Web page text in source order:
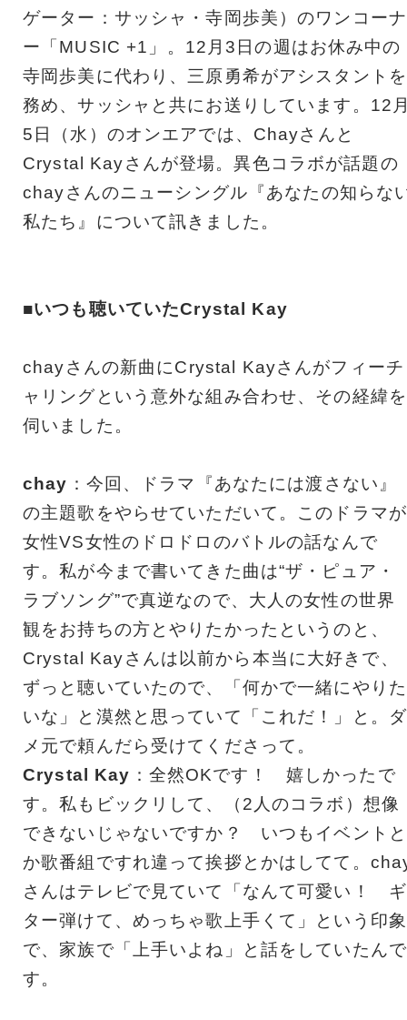
ゲーター：サッシャ・寺岡歩美）のワンコーナ
ー「MUSIC +1」。12月3日の週はお休み中の
寺岡歩美に代わり、三原勇希がアシスタントを
務め、サッシャと共にお送りしています。12
5日（水）のオンエアでは、Chayさんと
Crystal Kayさんが登場。異色コラボが話題の
chayさんのニューシングル『あなたの知らな
私たち』について訊きました。
■いつも聴いていたCrystal Kay
chayさんの新曲にCrystal Kayさんがフィーチ
ャリングという意外な組み合わせ、その経緯を
伺いました。
chay ：今回、ドラマ『あなたには渡さない』
の主題歌をやらせていただいて。このドラマが
女性VS女性のドロドロのバトルの話なんで
す。私が今まで書いてきた曲は“ザ・ピュア・
ラブソング”で真逆なので、大人の女性の世界
観をお持ちの方とやりたかったというのと、
Crystal Kayさんは以前から本当に大好きで、
ずっと聴いていたので、「何かで一緒にやりた
いな」と漠然と思っていて「これだ！」と。ダ
メ元で頼んだら受けてくださって。
Crystal Kay ：全然OKです！ 嬉しかったで
す。私もビックリして、（2人のコラボ）想像
できないじゃないですか？ いつもイベントと
か歌番組ですれ違って挨拶とかはしてて。
さんはテレビで見ていて「なんて可愛い！ ギ
ター弾けて、めっちゃ歌上手くて」という印象
で、家族で「上手いよね」と話をしていたんで
す。